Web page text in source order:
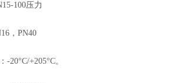
100压力
，PN40
-20°C/+205°C。